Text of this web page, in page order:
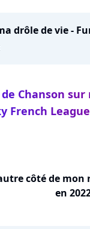
drôle de vie -
Chanson sur
French
côté de mon
en